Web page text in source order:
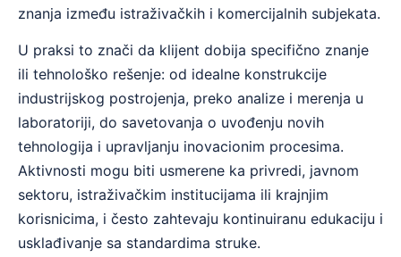
znanja između istraživačkih i komercijalnih subjekata.
U praksi to znači da klijent dobija specifično znanje
ili tehnološko rešenje: od idealne konstrukcije
industrijskog postrojenja, preko analize i merenja u
laboratoriji, do savetovanja o uvođenju novih
tehnologija i upravljanju inovacionim procesima.
Aktivnosti mogu biti usmerene ka privredi, javnom
sektoru, istraživačkim institucijama ili krajnjim
korisnicima, i često zahtevaju kontinuiranu edukaciju i
usklađivanje sa standardima struke.